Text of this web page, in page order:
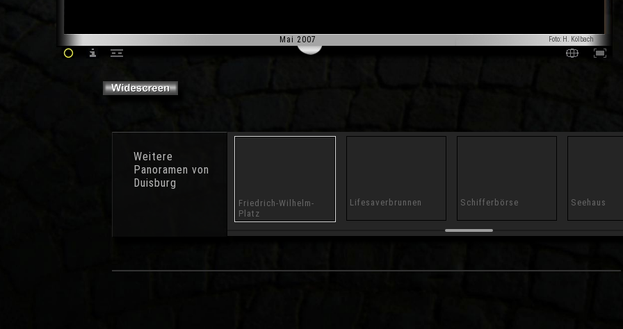
Foto: H. Kölbach
Mai 2007
Weitere
Panoramen von
Duisburg
Friedrich-Wilhelm-
Platz
Lifesaverbrunnen Schifferbörse Seehaus